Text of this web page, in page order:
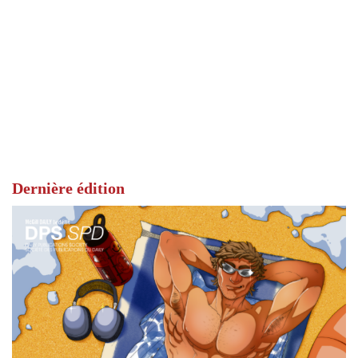
Dernière édition